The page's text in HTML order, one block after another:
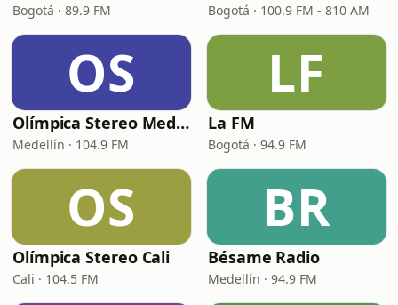
Bogotá · 89.9 FM Bogotá · 100.9 FM - 810 AM
OS
Olímpica Stereo Medellín
Medellín · 104.9 FM
LF
La FM
Bogotá · 94.9 FM
OS
Olímpica Stereo Cali
Cali · 104.5 FM
BR
Bésame Radio
Medellín · 94.9 FM